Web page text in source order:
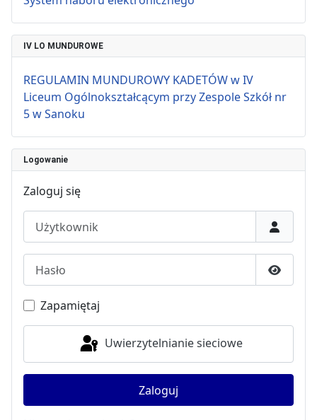
IV LO MUNDUROWE
REGULAMIN MUNDUROWY KADETÓW w IV
Liceum Ogólnokształcącym przy Zespole Szkół nr
5 w Sanoku
Logowanie
Zaloguj się
Pokaż
Zapamiętaj
Uwierzytelnianie sieciowe
Zaloguj